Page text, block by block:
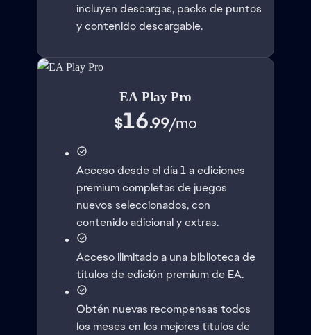
incluyen descargas, packs de puntos
y contenido descargable.
EA Play Pro
$16.99/mo
Acceso desde el día 1 a ediciones
premium completas de juegos
nuevos seleccionados, con
contenido adicional y extras.
Acceso ilimitado a una biblioteca de
títulos de edición premium de EA.
Obtén nuevas recompensas todos
los meses en los mejores títulos de